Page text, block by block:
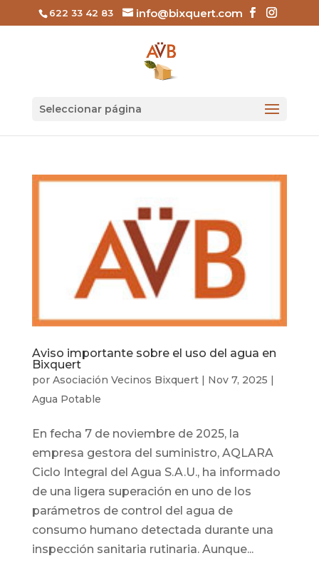
622 33 42 83 info@bixquert.com
Seleccionar página
Aviso importante sobre el uso del agua en
Bixquert
por Asociación Vecinos Bixquert| Nov 7, 2025 |
Agua Potable
En fecha 7 de noviembre de 2025, la
empresa gestora del suministro, AQLARA
Ciclo Integral del Agua S.A.U., ha informado
de una ligera superación en uno de los
parámetros de control del agua de
consumo humano detectada durante una
inspección sanitaria rutinaria. Aunque...